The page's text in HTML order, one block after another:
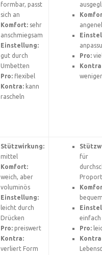
formbar, passt
sich an
Komfort: sehr
anschmiegsam
Einstellung:
gut durch
Umbetten
Pro: flexibel
Kontra: kann
rascheln
Pro:
Stützwirkung:
mittel
Komfort:
weich, aber
voluminös
Einstellung:
leicht durch
Drücken
Pro: preiswert
Kontra:
verliert Form
für
einfach
Pro: